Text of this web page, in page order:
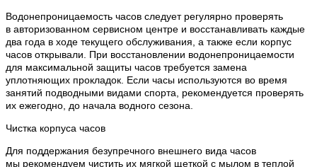
Водонепроницаемость часов следует регулярно проверять
в авторизованном сервисном центре и восстанавливать каждые
два года в ходе текущего обслуживания, а также если корпус
часов открывали. При восстановлении водонепроницаемости
для максимальной защиты часов требуется замена
уплотняющих прокладок. Если часы используются во время
занятий подводными видами спорта, рекомендуется проверять
их ежегодно, до начала водного сезона.
Чистка корпуса часов
Для поддержания безупречного внешнего вида часов
мы рекомендуем чистить их мягкой щеткой с мылом в теплой